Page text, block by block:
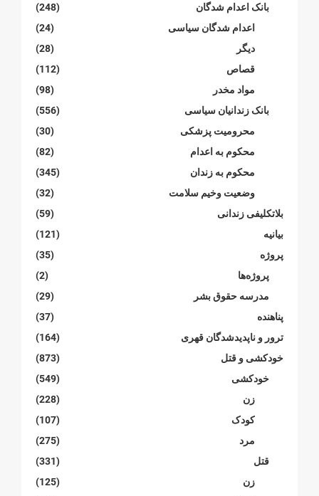
بانک اعدام شدگان
(248)
اعدام شدگان سیاسی
(24)
دیگر
(28)
قصاص
(112)
مواد مخدر
(98)
بانک زندانیان سیاسی
(556)
محرومیت پزشکی
(30)
محکوم بە اعدام
(82)
محکوم بە زندان
(345)
وضعیت وخیم سلامت
(32)
بلاتکلیفی زندانی
(59)
بیانیە
(121)
پروژە
(35)
پروژەها
(2)
مدرسە حقوق بشر
(29)
پناهنده
(37)
ترور و ناپدیدشدگان قهری
(164)
خودکشی و قتل
(873)
خودکشی
(549)
زن
(228)
کودک
(107)
مرد
(275)
قتل
(331)
زن
(125)